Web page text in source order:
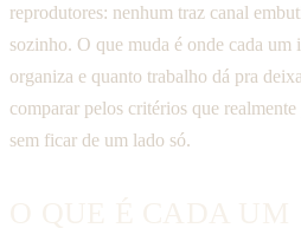
reprodutores: nenhum traz canal
sozinho. O que muda é onde cada um
organiza e quanto trabalho dá pra
comparar pelos critérios que realmente
sem ficar de um lado só.